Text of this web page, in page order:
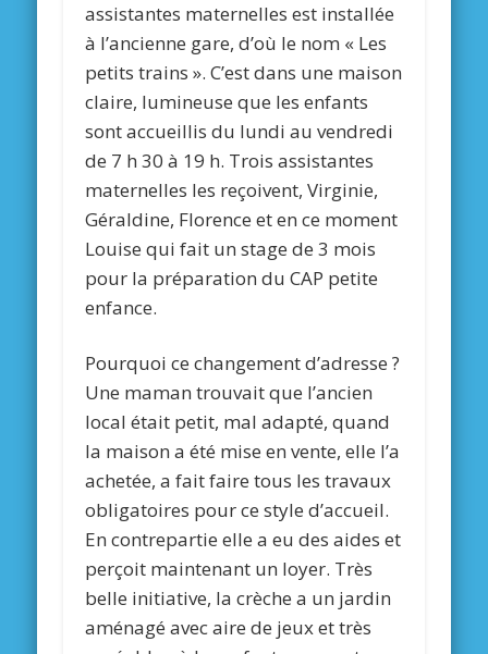
assistantes maternelles est installée
à l’ancienne gare, d’où le nom « Les
petits trains ». C’est dans une maison
claire, lumineuse que les enfants
sont accueillis du lundi au vendredi
de 7 h 30 à 19 h. Trois assistantes
maternelles les reçoivent, Virginie,
Géraldine, Florence et en ce moment
Louise qui fait un stage de 3 mois
pour la préparation du CAP petite
enfance.
Pourquoi ce changement d’adresse ?
Une maman trouvait que l’ancien
local était petit, mal adapté, quand
la maison a été mise en vente, elle l’a
achetée, a fait faire tous les travaux
obligatoires pour ce style d’accueil.
En contrepartie elle a eu des aides et
perçoit maintenant un loyer. Très
belle initiative, la crèche a un jardin
aménagé avec aire de jeux et très